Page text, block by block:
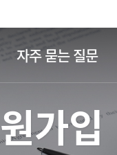
자주 묻는 질문
가입